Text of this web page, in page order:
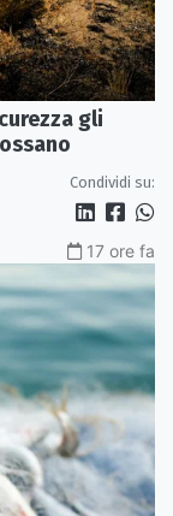
gli
Condividi su:
17 ore fa